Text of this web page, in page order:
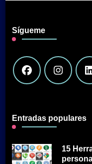
Sígueme
Entradas populares
15